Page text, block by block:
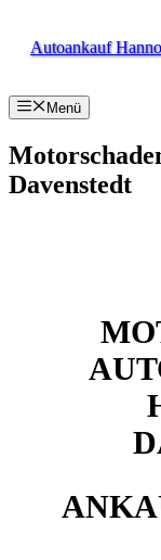
InhaltAutoankauf
Menü
Davenstedt